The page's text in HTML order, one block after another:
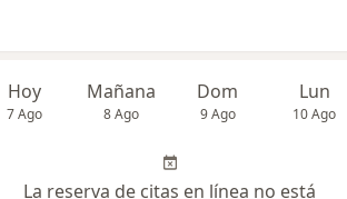
Hoy
7 Ago
Mañana
8 Ago
Dom
9 Ago
Lun
10 Ago
La reserva de citas en línea no está